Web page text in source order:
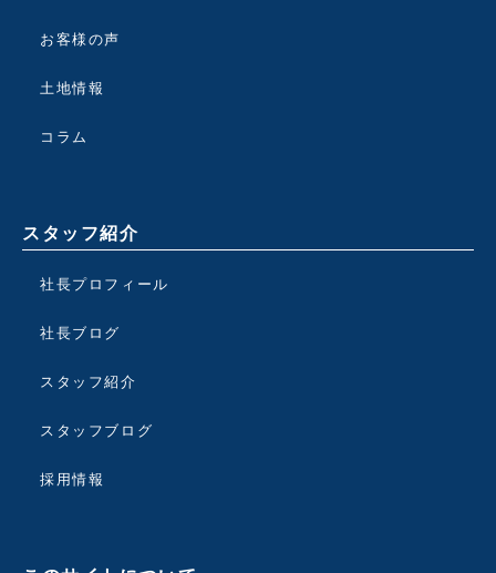
お客様の声
土地情報
コラム
スタッフ紹介
社長プロフィール
社長ブログ
スタッフ紹介
スタッフブログ
採用情報